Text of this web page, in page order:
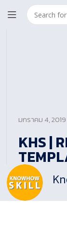
มกราคม 4, 2019
KHS |